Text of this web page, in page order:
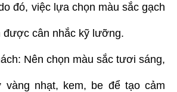
đó, việc lựa chọn màu sắc gạch
được cân nhắc kỹ lưỡng.
Nên chọn màu sắc tươi sáng,
vàng nhạt, kem, be để tạo cảm